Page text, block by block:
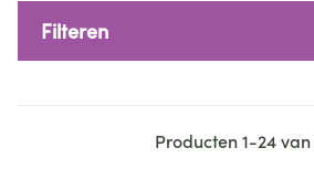
Filteren
Producten1-24van